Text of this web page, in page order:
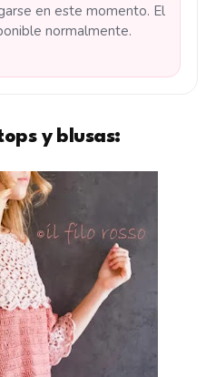
en este momento. El
normalmente.
y blusas: